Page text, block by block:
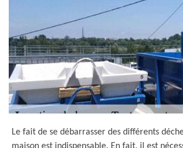
Le fait de se débarrasser des différents